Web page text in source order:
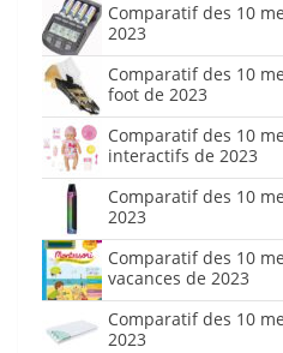
Comparatif des 10
2023
Comparatif des 10
foot de 2023
Comparatif des 10
interactifs de 2023
Comparatif des 10
2023
Comparatif des 10
vacances de 2023
Comparatif des 10
2023